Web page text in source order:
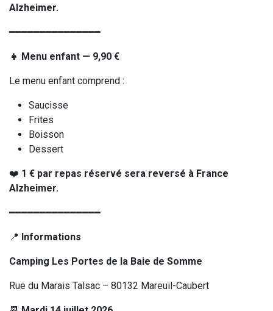
Alzheimer.
━━━━━━━━━━━━━━━
👧 Menu enfant — 9,90 €
Le menu enfant comprend :
Saucisse
Frites
Boisson
Dessert
❤️ 1 € par repas réservé sera reversé à France
Alzheimer.
━━━━━━━━━━━━━━━
📍 Informations
Camping Les Portes de la Baie de Somme
Rue du Marais Talsac – 80132 Mareuil-Caubert